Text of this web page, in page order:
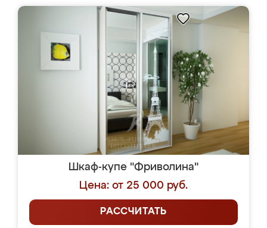
Шкаф-купе "Фриволина"
Цена: от 25 000 руб.
РАССЧИТАТЬ